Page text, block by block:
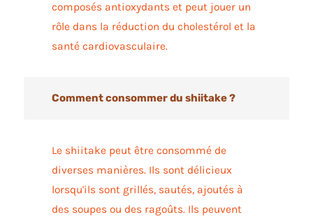
composés antioxydants et peut jouer un
rôle dans la réduction du cholestérol et la
santé cardiovasculaire.
Comment consommer du shiitake ?
Le shiitake peut être consommé de
diverses manières. Ils sont délicieux
lorsqu'ils sont grillés, sautés, ajoutés à
des soupes ou des ragoûts. Ils peuvent